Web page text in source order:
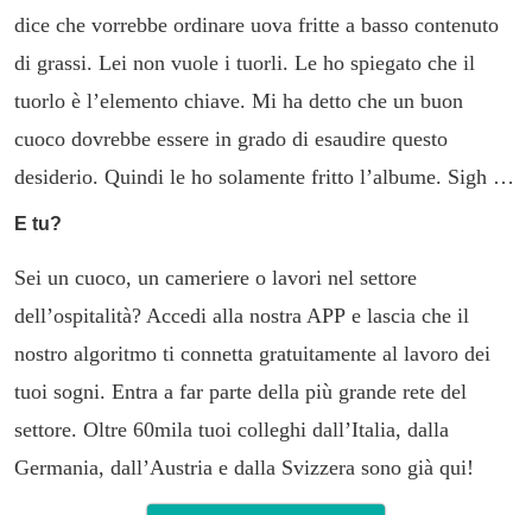
dice che vorrebbe ordinare uova fritte a basso contenuto
di grassi. Lei non vuole i tuorli. Le ho spiegato che il
tuorlo è l’elemento chiave. Mi ha detto che un buon
cuoco dovrebbe essere in grado di esaudire questo
desiderio. Quindi le ho solamente fritto l’albume. Sigh …
E tu?
Sei un cuoco, un cameriere o lavori nel settore
dell’ospitalità? Accedi alla nostra APP e lascia che il
nostro algoritmo ti connetta gratuitamente al lavoro dei
tuoi sogni. Entra a far parte della più grande rete del
settore. Oltre 60mila tuoi colleghi dall’Italia, dalla
Germania, dall’Austria e dalla Svizzera sono già qui!